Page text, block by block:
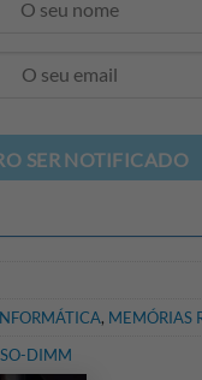
SER NOTIFICADO
, MEMÓRIAS
SO-DIMM